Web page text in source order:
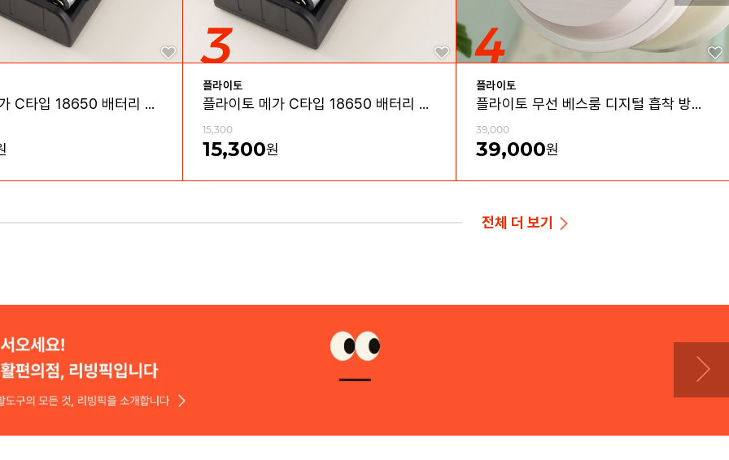
플라이토 메가 C타입 18650 배터리 충전기 4구
플라이토
플라이토 메가 C타입 18650 배터리 충전기 2구
15,300
15,300원
플라이토
플라이토 무선 베스룸 디지털 흡착 방수 LED 시계
39,000
39,000원
전체 더 보기